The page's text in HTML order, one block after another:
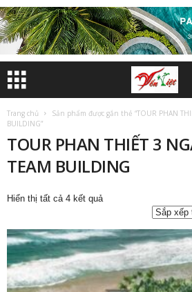
Trang chủ
Sản phẩm được gắn thẻ “TOUR PHAN
BUILDING”
TOUR PHAN THIẾT 3
TEAM BUILDING
Hiển thị tất cả 4 kết quảĐã
xếp
theo
mới
nhất